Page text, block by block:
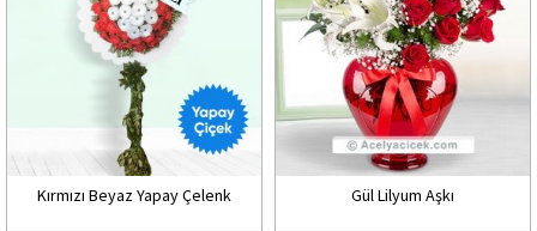
Kırmızı Beyaz Yapay Çelenk Gül Lilyum Aşkı